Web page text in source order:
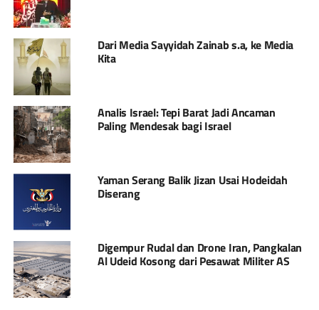
Dari Media Sayyidah Zainab s.a, ke Media
Kita
Analis Israel: Tepi Barat Jadi Ancaman
Paling Mendesak bagi Israel
Yaman Serang Balik Jizan Usai Hodeidah
Diserang
Digempur Rudal dan Drone Iran, Pangkalan
Al Udeid Kosong dari Pesawat Militer AS